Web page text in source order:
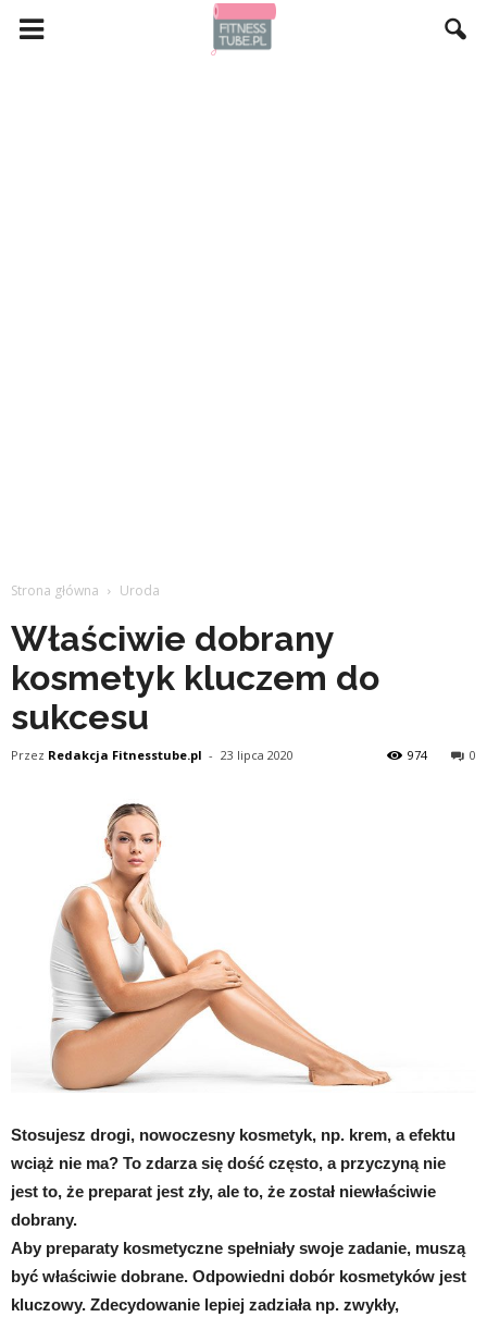
Strona główna Uroda
Właściwie dobrany
kosmetyk kluczem do
sukcesu
Przez Redakcja Fitnesstube.pl - 23 lipca 2020 0
974
Stosujesz drogi, nowoczesny kosmetyk, np. krem, a efektu
wciąż nie ma? To zdarza się dość często, a przyczyną nie
jest to, że preparat jest zły, ale to, że został niewłaściwie
dobrany.
Aby preparaty kosmetyczne spełniały swoje zadanie, muszą
być właściwie dobrane. Odpowiedni dobór kosmetyków jest
kluczowy. Zdecydowanie lepiej zadziała np. zwykły,